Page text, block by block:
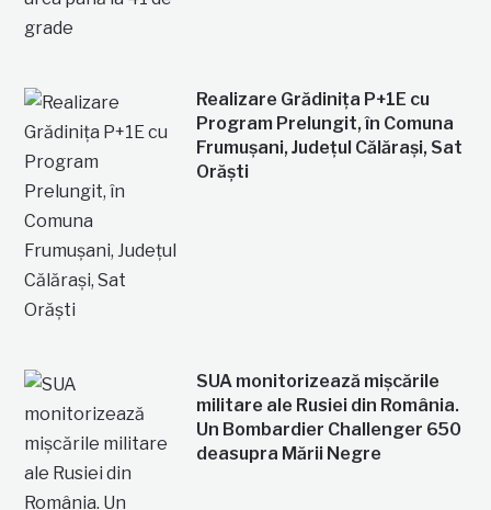
Realizare Grădinița P+1E cu
Program Prelungit, în Comuna
Frumușani, Județul Călărași, Sat
Orăști
SUA monitorizează mișcările
militare ale Rusiei din România.
Un Bombardier Challenger 650
deasupra Mării Negre